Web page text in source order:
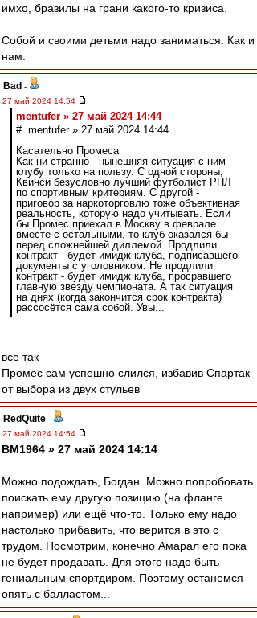
имхо, бразилы на грани какого-то кризиса.
Собой и своими детьми надо заниматься. Как и
нам.
Bad -
27 май 2024 14:54
mentufer » 27 май 2024 14:44
# mentufer » 27 май 2024 14:44
Касательно Промеса
Как ни странно - нынешняя ситуация с ним
клубу только на пользу. С одной стороны,
Квинси безусловно лучший футболист РПЛ
по спортивным критериям. С другой -
приговор за наркоторговлю тоже объективная
реальность, которую надо учитывать. Если
бы Промес приехал в Москву в феврале
вместе с остальными, то клуб оказался бы
перед сложнейшей диллемой. Продлили
контракт - будет имидж клуба, подписавшего
документы с уголовником. Не продлили
контракт - будет имидж клуба, просравшего
главную звезду чемпионата. А так ситуация
на днях (когда закончится срок контракта)
рассосётся сама собой. Увы...
все так
Промес сам успешно слился, избавив Спартак
от выбора из двух стульев
RedQuite -
27 май 2024 14:54
BM1964 » 27 май 2024 14:14
Можно подождать, Богдан. Можно попробовать
поискать ему другую позицию (на фланге
например) или ещё что-то. Только ему надо
настолько прибавить, что верится в это с
трудом. Посмотрим, конечно Амарал его пока
не будет продавать. Для этого надо быть
гениальным спортдиром. Поэтому останемся
опять с балластом...